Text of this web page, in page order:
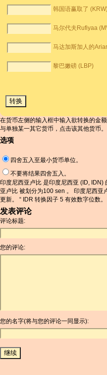
韩国语赢取了
马尔代夫Rufiyaa
马达加斯加人的
黎巴嫩磅 (LBP)
在货币左侧的输入框中输入欲转换的金
与单独某一其它货币，点击该其他货币。
选项
四舍五入至最小货币单位。
不要将结果四舍五入。
印度尼西亚卢比 是印度尼西亚 (ID,
亚卢比 被划分为100 sen 。 印度尼西亚
更新。 “ IDR 转换因子 5 有效数字位数。
发表评论
评论标题:
您的评论:
您的名字(将与您的评论一同显示):